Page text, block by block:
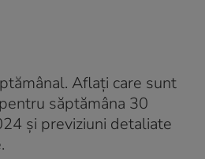
Aflați care sunt
săptămâna 30
și previziuni detaliate